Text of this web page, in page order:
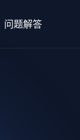
问题解答